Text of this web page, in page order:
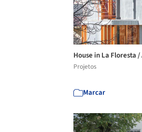
House in La Floresta /
Projetos
Marcar